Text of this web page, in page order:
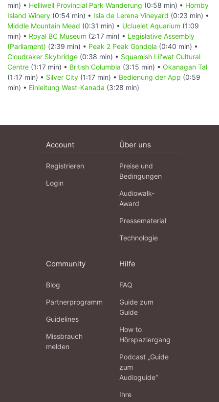
min) • Helliwell Provincial Park Wanderung (0:58 min) • Hornby
Island Winery (0:54 min) • Isla de Lerena Vineyard (0:23 min) •
Middle Mountain Mead (0:31 min) • Ucluelet Aquarium (1:09
min) • Royal BC Museum (2:17 min) • Legislative Assembly
(Parliament) (2:39 min) • Peak 2 Peak Gondola (0:40 min) •
Cloudraker Skybridge (0:38 min) • Squamish Lil'wat Cultural
Centre (1:17 min) • British Columbia (3:15 min) • Okanagan Tal
(1:17 min) • Silver City (1:17 min) • Bedienung der App (0:59
min) • Einleitung West-Kanada (3:28 min)
Account
Registrieren
Login
Über uns
Preise und
Bedingungen
Audiowalk-
Award
Pressematerial
Technologie
Community
Blog
Partnerprogramm
Guidelines
Missbrauch
melden
Hilfe
FAQ
Guide zum
Guide
How to
Hörspaziergang
Podcast „Guide
zum
Audioguide“
Ihre